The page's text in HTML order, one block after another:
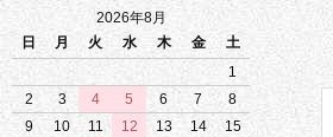
2026年8月
日
月 火 水 木 金
土
1
2
3 4 5 6 7
8
9
10 11 12 13 14
15